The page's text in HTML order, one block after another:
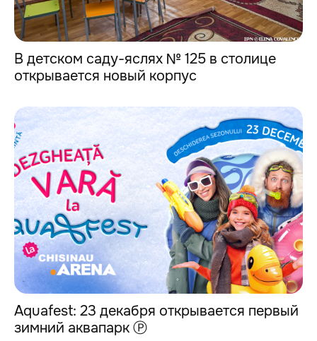
В детском саду-яслях № 125 в столице
открывается новый корпус
Aquafest: 23 декабря открывается первый
зимний аквапарк Ⓟ